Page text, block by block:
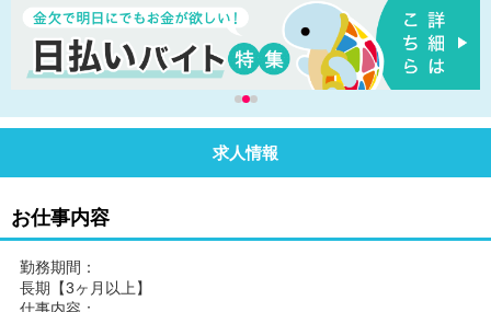
求人情報
お仕事内容
勤務期間：
長期【3ヶ月以上】
仕事内容：